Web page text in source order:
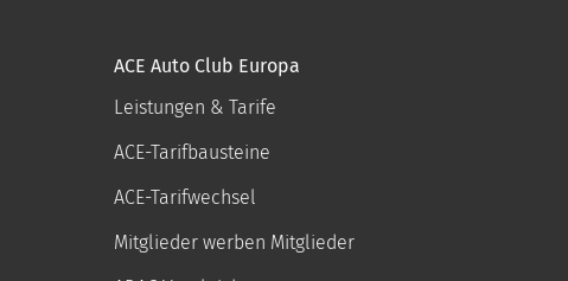
ACE Auto Club Europa
Leistungen & Tarife
ACE-Tarifbausteine
ACE-Tarifwechsel
Mitglieder werben Mitglieder